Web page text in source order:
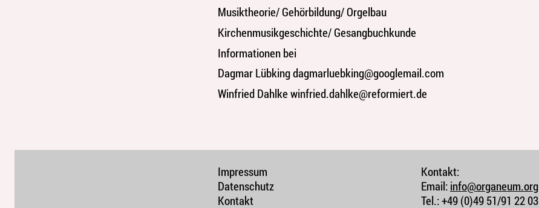
Musiktheorie/ Gehörbildung/ Orgelbau
Kirchenmusikgeschichte/ Gesangbuchkunde
Informationen bei
Dagmar Lübkingdagmarluebking@googlemail.com
Winfried Dahlke winfried.dahlke@reformiert.de
Impressum
Datenschutz
Kontakt
Kontakt:
Email: info@organeum.org
Tel.:+49 (0)49 51/91 22 03